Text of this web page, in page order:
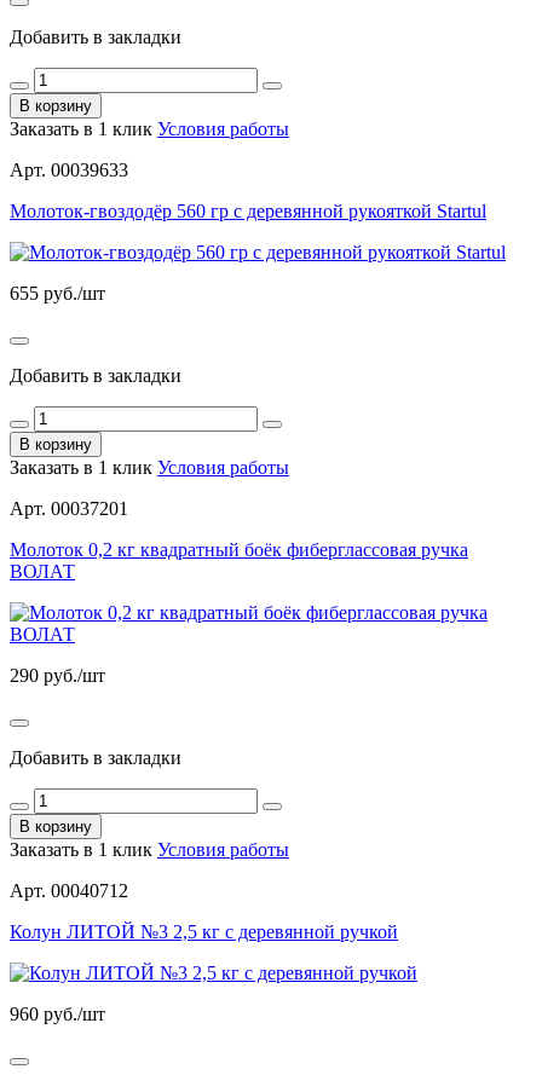
Добавить в закладки
В корзину
Заказать в 1 клик Условия работы
Арт. 00039633
Молоток-гвоздодёр 560 гр с деревянной рукояткой Startul
655 руб./шт
Добавить в закладки
В корзину
Заказать в 1 клик Условия работы
Арт. 00037201
Молоток 0,2 кг квадратный боёк фиберглассовая ручка
ВОЛАТ
290 руб./шт
Добавить в закладки
В корзину
Заказать в 1 клик Условия работы
Арт. 00040712
Колун ЛИТОЙ №3 2,5 кг с деревянной ручкой
960 руб./шт